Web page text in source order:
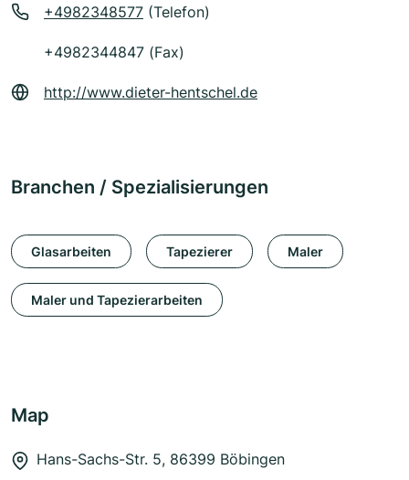
+4982348577 (Telefon)
+4982344847 (Fax)
http://www.dieter-hentschel.de
Branchen / Spezialisierungen
Glasarbeiten Tapezierer Maler
Maler und Tapezierarbeiten
Map
Hans-Sachs-Str. 5, 86399 Böbingen